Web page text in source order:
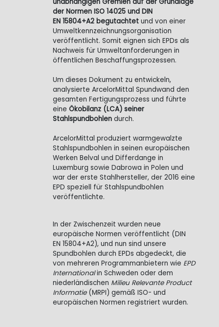
der Normen ISO 14025 und DIN
EN 15804+A2 begutachtet und von einer
Umweltkennzeichnungsorganisation
veröffentlicht. Somit eignen sich EPDs als
Nachweis für Umweltanforderungen in
öffentlichen Beschaffungsprozessen.
Um dieses Dokument zu entwickeln,
analysierte ArcelorMittal Spundwand den
gesamten Fertigungsprozess und führte
eine Ökobilanz (LCA) seiner
Stahlspundbohlen durch.
ArcelorMittal produziert warmgewalzte
Stahlspundbohlen in seinen europäischen
Werken Belval und Differdange in
Luxemburg sowie Dabrowa in Polen und
war der erste Stahlhersteller, der 2016 eine
EPD speziell für Stahlspundbohlen
veröffentlichte.
In der Zwischenzeit wurden neue
europäische Normen veröffentlicht (DIN
EN 15804+A2), und nun sind unsere
Spundbohlen durch EPDs abgedeckt, die
von mehreren Programmanbietern wie EPD
Internationalin Schweden oder dem
niederländischen Milieu Relevante Product
Informatie (MRPI) gemäß ISO- und
europäischen Normen registriert wurden.